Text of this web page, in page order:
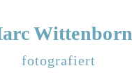
Wittenborn
fotografiert